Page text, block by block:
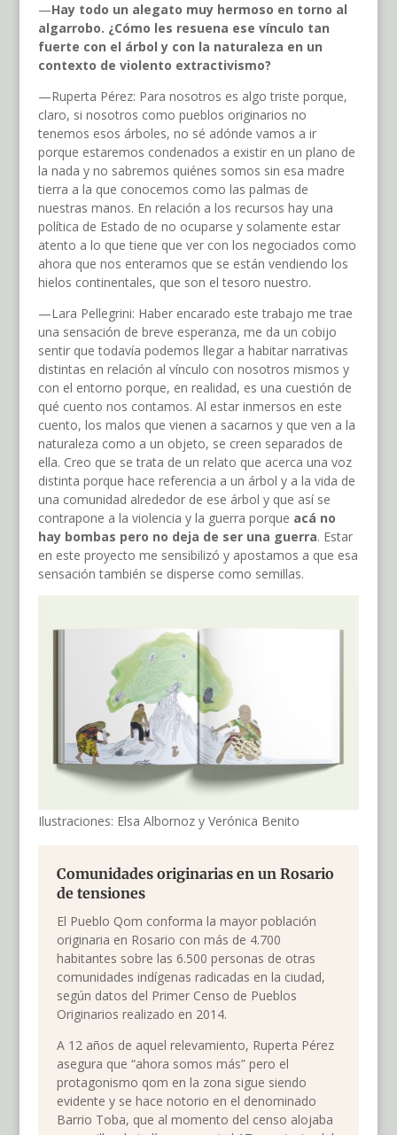
—Hay todo un alegato muy hermoso en torno al
algarrobo. ¿Cómo les resuena ese vínculo tan
fuerte con el árbol y con la naturaleza en un
contexto de violento extractivismo?
—Ruperta Pérez: Para nosotros es algo triste porque,
claro, si nosotros como pueblos originarios no
tenemos esos árboles, no sé adónde vamos a ir
porque estaremos condenados a existir en un plano de
la nada y no sabremos quiénes somos sin esa madre
tierra a la que conocemos como las palmas de
nuestras manos. En relación a los recursos hay una
política de Estado de no ocuparse y solamente estar
atento a lo que tiene que ver con los negociados como
ahora que nos enteramos que se están vendiendo los
hielos continentales, que son el tesoro nuestro.
—Lara Pellegrini: Haber encarado este trabajo me trae
una sensación de breve esperanza, me da un cobijo
sentir que todavía podemos llegar a habitar narrativas
distintas en relación al vínculo con nosotros mismos y
con el entorno porque, en realidad, es una cuestión de
qué cuento nos contamos. Al estar inmersos en este
cuento, los malos que vienen a sacarnos y que ven a la
naturaleza como a un objeto, se creen separados de
ella. Creo que se trata de un relato que acerca una voz
distinta porque hace referencia a un árbol y a la vida de
una comunidad alrededor de ese árbol y que así se
contrapone a la violencia y la guerra porque acá no
hay bombas pero no deja de ser una guerra. Estar
en este proyecto me sensibilizó y apostamos a que esa
sensación también se disperse como semillas.
Ilustraciones: Elsa Albornoz y Verónica Benito
Comunidades originarias en un Rosario
de tensiones
El Pueblo Qom conforma la mayor población
originaria en Rosario con más de 4.700
habitantes sobre las 6.500 personas de otras
comunidades indígenas radicadas en la ciudad,
según datos del Primer Censo de Pueblos
Originarios realizado en 2014.
A 12 años de aquel relevamiento, Ruperta Pérez
asegura que “ahora somos más” pero el
protagonismo qom en la zona sigue siendo
evidente y se hace notorio en el denominado
Barrio Toba, que al momento del censo alojaba